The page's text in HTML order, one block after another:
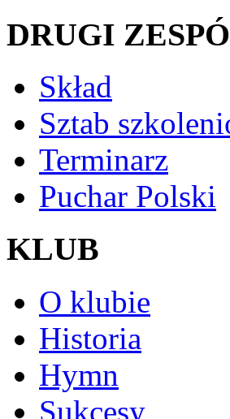
DRUGI
Skład
Sztab
Terminarz
Puchar Polski
KLUB
O klubie
Historia
Hymn
Sukcesy